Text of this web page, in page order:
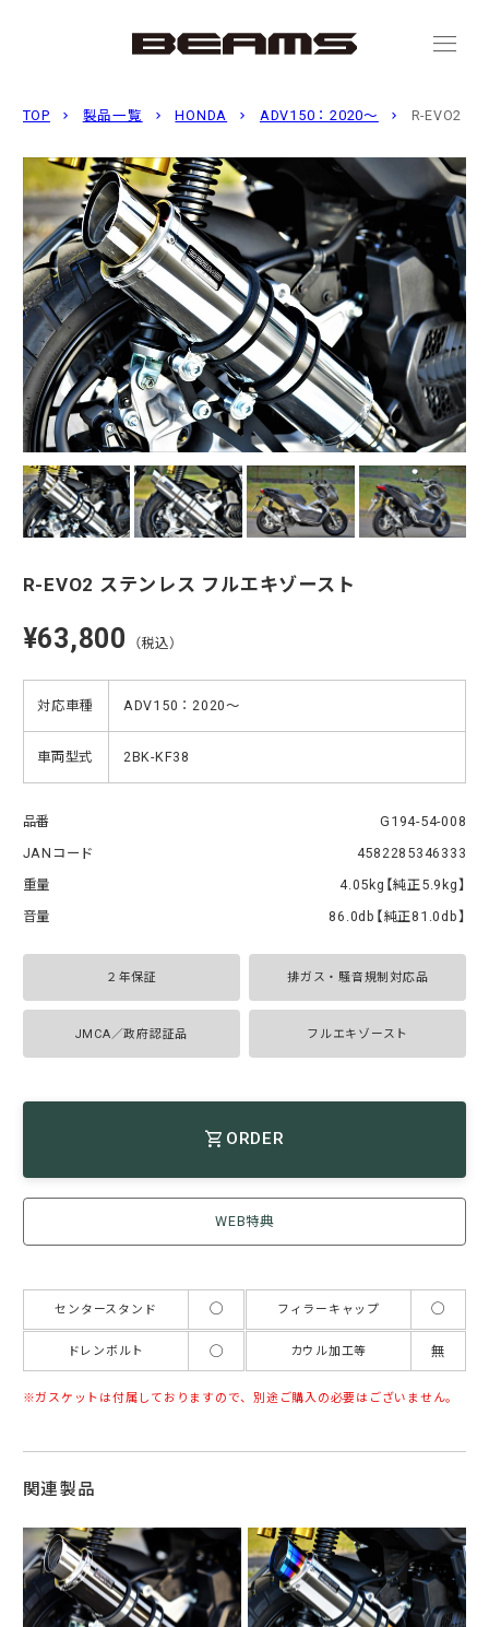
menu
TOP 製品一覧 HONDA ADV150：2020〜 R-EVO2 ス
R-EVO2 ステンレス フルエキゾースト
¥63,800 （税込）
対応車種 ADV150：2020〜
車両型式 2BK-KF38
品番
G194-54-008
JANコード
4582285346333
重量
4.05kg【純正5.9kg】
音量
86.0db【純正81.0db】
２年保証 排ガス・騒音規制対応品
JMCA／政府認証品 フルエキゾースト
ORDER
WEB特典
センタースタンド ◯ フィラーキャップ ◯
ドレンボルト ◯ カウル加工等 無
ガスケットは付属しておりますので、別途ご購入の必要はございません。
関連製品